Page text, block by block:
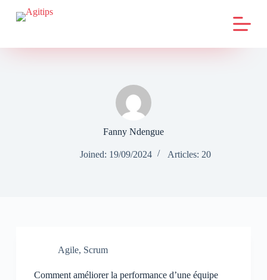
S
k
Fanny Ndengue
Joined: 19/09/2024 Articles: 20
Agile, Scrum
Comment améliorer la performance d’une équipe